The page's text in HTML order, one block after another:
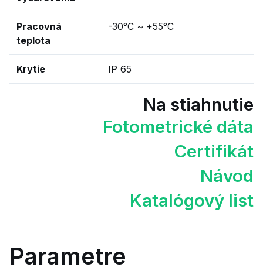
Pracovná
teplota
-30°C ~ +55°C
Krytie IP 65
Na stiahnutie
Fotometrické dáta
Certifikát
Návod
Katalógový list
Parametre